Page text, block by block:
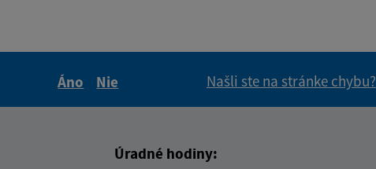
Áno
Nie
Našli ste na stránke chybu?
Úradné hodiny: